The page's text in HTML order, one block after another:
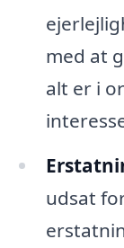
med at
alt er i
udsat